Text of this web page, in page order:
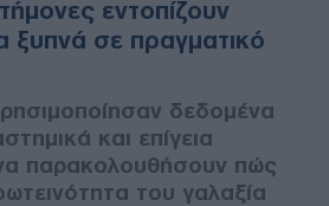
εντοπίζουν
ξυπνά σε πραγματικό
δεδομένα
και επίγεια
παρακολουθήσουν πώς
του γαλαξία